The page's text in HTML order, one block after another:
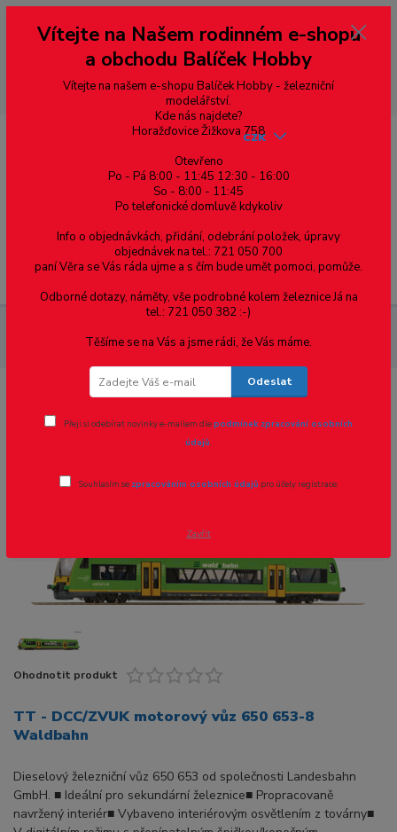
--- pro zákazníky ze Slovenska a jiných zemí, pokud chcete platit v eurech
přepněte si e-shop na euro 💶 pro přepočet měny - pravý horní roh ---
dobírky – pokud si z nějakého důvodu zásilku nevyzvednete, bude po
domluvě zaslána znovu s opětovnou platbou za poštovné, v opačném
případě bude zrušena a účet přidán na blacklist a rušeny následující
objednávky.
Menu
CZK
8 Waldbahn
Ohodnotit produkt
TT - DCC/ZVUK motorový vůz 650 653-8
Waldbahn
Dieselový železniční vůz 650 653 od společnosti Landesbahn
GmbH. ■ Ideální pro sekundární železnice■ Propracovaně
navržený interiér■ Vybaveno interiérovým osvětlením z továrny■
Vítejte na Našem rodinném e-shopu
a obchodu Balíček Hobby
Vítejte na našem e-shopu Balíček Hobby - železniční
modelářství.
Kde nás najdete?
Horažďovice Žižkova 758
Otevřeno
Po - Pá 8:00 - 11:45 12:30 - 16:00
So - 8:00 - 11:45
Po telefonické domluvě kdykoliv
Info o objednávkách, přidání, odebrání položek, úpravy
objednávek na tel.: 721 050 700
paní Věra se Vás ráda ujme a s čím bude umět pomoci, pomůže.
Odborné dotazy, náměty, vše podrobné kolem železnice Já na
tel.: 721 050 382 :-)
Těšíme se na Vás a jsme rádi, že Vás máme.
Odeslat
Přeji si odebírat novinky e-mailem dlepodmínek zpracování osobních
údajů.
Souhlasím se zpracováním osobních údajů pro účely registrace.
Zavřít